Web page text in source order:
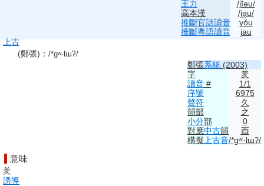
王力
/jĭəu/
高本漢
/i̯ə̯u/
推斷官話讀音
yǒu
推斷粵語讀音
jau
上古
(鄭張) ： /*ɡʷ·lɯʔ/
鄭張系統 (2003)
字
羑
讀音 #
1/1
序號
6975
聲符
久
韻部
之
小分部
0
對應中古韻
酉
構擬 上古音/*ɡʷ·lɯʔ/
意味
羑
誘導